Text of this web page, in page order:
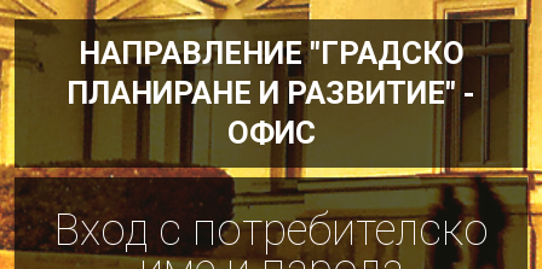
НАПРАВЛЕНИЕ
ПЛАНИРАНЕ И
ОФИС